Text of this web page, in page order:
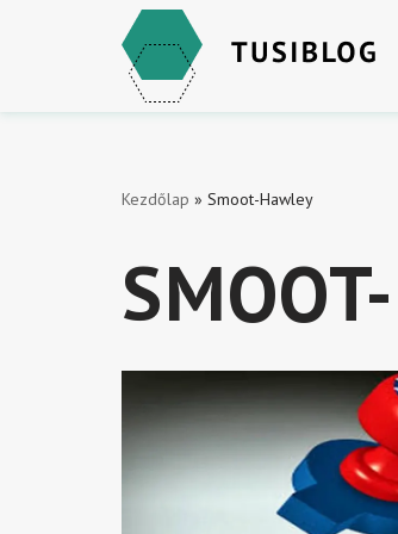
Kezdőlap » Smoot-Hawley